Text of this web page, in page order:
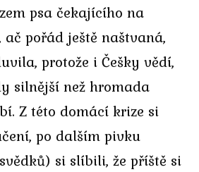
psa čekajícího na
pořád ještě naštvaná,
protože i Češky vědí,
silnější než hromada
Z této domácí krize si
po dalším pivku
si slíbili, že příště si